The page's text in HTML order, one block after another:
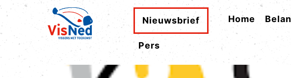
Nieuwsbrief Home
Pers